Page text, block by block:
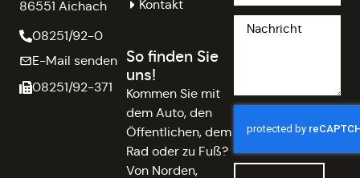
86551 Aichach
08251/92-0
E-Mail senden
08251/92-371
Kontakt
So finden Sie
uns!
Kommen Sie mit
dem Auto, den
Öffentlichen, dem
Rad oder zu Fuß?
Von Norden,